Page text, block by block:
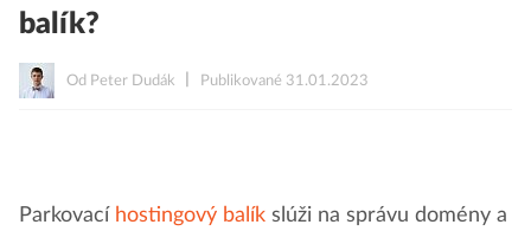
balík?
Od Peter Dudák Publikované 31.01.2023
Parkovací hostingový balík slúži na správu domény a